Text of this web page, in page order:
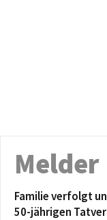
Melder
Familie verfolgt
50-jährigen